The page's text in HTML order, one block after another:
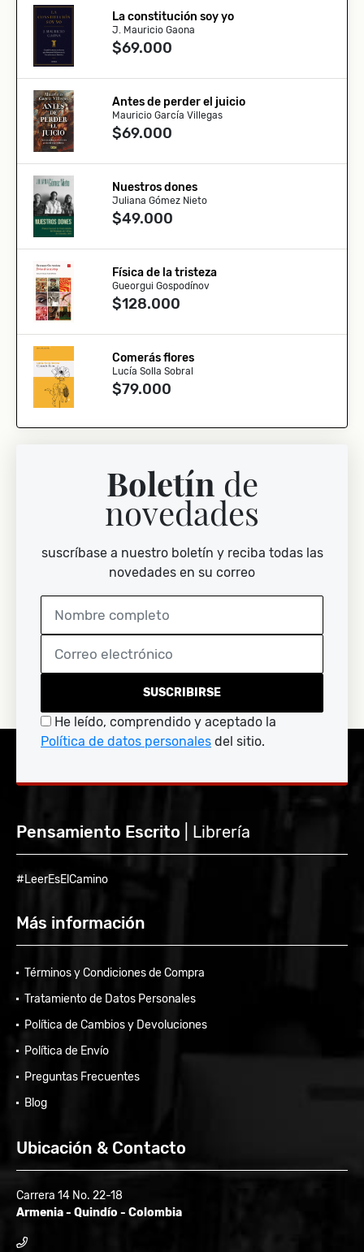
La constitución soy yo
J. Mauricio Gaona
$69.000
Antes de perder el juicio
Mauricio García Villegas
$69.000
Nuestros dones
Juliana Gómez Nieto
$49.000
Física de la tristeza
Gueorgui Gospodínov
$128.000
Comerás flores
Lucía Solla Sobral
$79.000
Boletín de
novedades
suscríbase a nuestro boletín y reciba todas las
novedades en su correo
SUSCRIBIRSE
He leído, comprendido y aceptado la
Política de datos personales del sitio.
Pensamiento Escrito | Librería
#LeerEsElCamino
Más información
Términos y Condiciones de Compra
Tratamiento de Datos Personales
Política de Cambios y Devoluciones
Política de Envío
Preguntas Frecuentes
Blog
Ubicación & Contacto
Carrera 14 No. 22-18
Armenia - Quindío - Colombia